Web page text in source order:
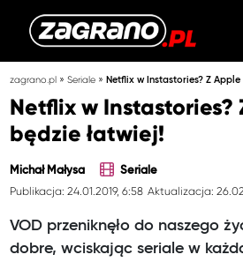
zagrano.pl »Seriale »Netflix w Instastories? Z
Netflix w Instastories?
będzie łatwiej!
Michał Małysa Seriale
Publikacja: 24.01.2019, 6:58 Aktualizacja:
VOD przeniknęło do naszego
dobre, wciskając seriale w